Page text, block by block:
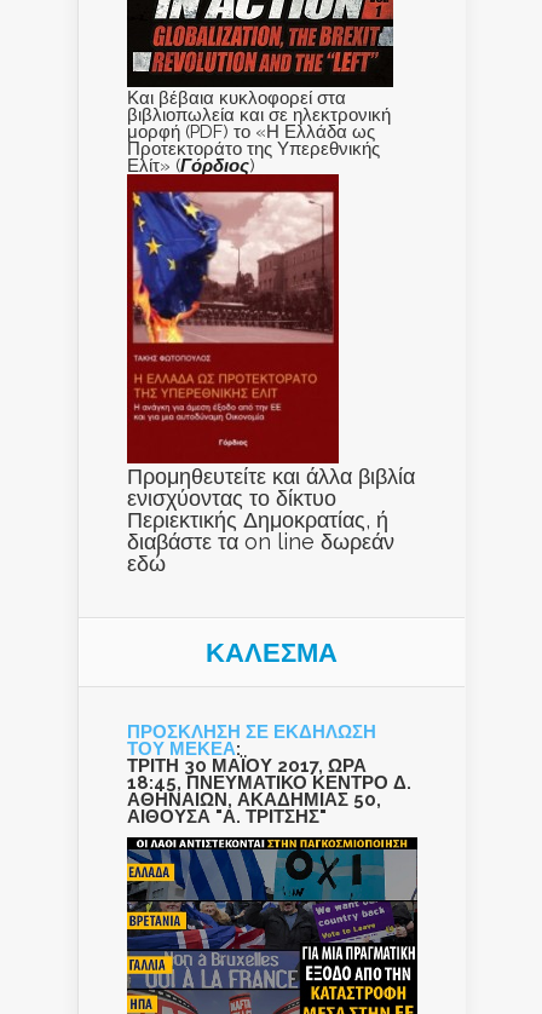
Και βέβαια κυκλοφορεί στα
βιβλιοπωλεία και σε ηλεκτρονική
μορφή (PDF) το «Η Ελλάδα ως
Προτεκτοράτο της Υπερεθνικής
Ελίτ» (Γόρδιος)
Προμηθευτείτε και άλλα βιβλία
ενισχύοντας το δίκτυο
Περιεκτικής Δημοκρατίας, ή
διαβάστε τα on line δωρεάν
εδώ
ΚΑΛΕΣΜΑ
ΠΡΟΣΚΛΗΣΗ ΣΕ ΕΚΔΗΛΩΣΗ
ΤΟΥ ΜΕΚΕΑ:
ΤΡΙΤΗ 30 ΜΑΪΟΥ 2017, ΩΡΑ
18:45, ΠΝΕΥΜΑΤΙΚΟ ΚΕΝΤΡΟ Δ.
ΑΘΗΝΑΙΩΝ, ΑΚΑΔΗΜΙΑΣ 50,
ΑΙΘΟΥΣΑ "Α. ΤΡΙΤΣΗΣ"